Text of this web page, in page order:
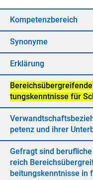
Kom­pe­tenz­be­reich
Syn­ony­me
Er­klä­rung
tungs­kennt­nis­se für
pe­tenz und ih­rer
Ge­fragt sind
reich
bei­tungs­kennt­nis­se in